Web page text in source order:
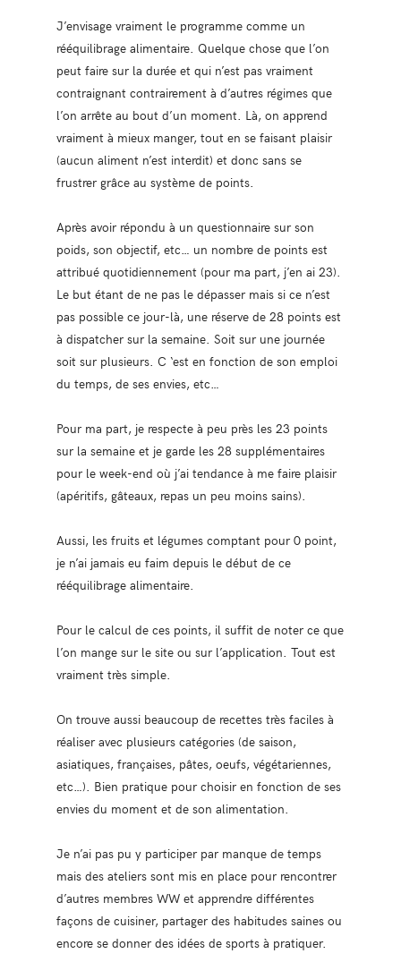
J’envisage vraiment le programme comme un
rééquilibrage alimentaire. Quelque chose que l’on
peut faire sur la durée et qui n’est pas vraiment
contraignant contrairement à d’autres régimes que
l’on arrête au bout d’un moment. Là, on apprend
vraiment à mieux manger, tout en se faisant plaisir
(aucun aliment n’est interdit) et donc sans se
frustrer grâce au système de points.
Après avoir répondu à un questionnaire sur son
poids, son objectif, etc… un nombre de points est
attribué quotidiennement (pour ma part, j’en ai 23).
Le but étant de ne pas le dépasser mais si ce n’est
pas possible ce jour-là, une réserve de 28 points est
à dispatcher sur la semaine. Soit sur une journée
soit sur plusieurs. C ‘est en fonction de son emploi
du temps, de ses envies, etc…
Pour ma part, je respecte à peu près les 23 points
sur la semaine et je garde les 28 supplémentaires
pour le week-end où j’ai tendance à me faire plaisir
(apéritifs, gâteaux, repas un peu moins sains).
Aussi, les fruits et légumes comptant pour 0 point,
je n’ai jamais eu faim depuis le début de ce
rééquilibrage alimentaire.
Pour le calcul de ces points, il suffit de noter ce que
l’on mange sur le site ou sur l’application. Tout est
vraiment très simple.
On trouve aussi beaucoup de recettes très faciles à
réaliser avec plusieurs catégories (de saison,
asiatiques, françaises, pâtes, oeufs, végétariennes,
etc…). Bien pratique pour choisir en fonction de ses
envies du moment et de son alimentation.
Je n’ai pas pu y participer par manque de temps
mais des ateliers sont mis en place pour rencontrer
d’autres membres WW et apprendre différentes
façons de cuisiner, partager des habitudes saines ou
encore se donner des idées de sports à pratiquer.